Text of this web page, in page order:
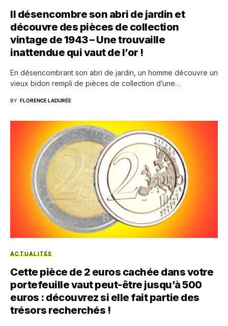
Il désencombre son abri de jardin et
découvre des pièces de collection
vintage de 1943 – Une trouvaille
inattendue qui vaut de l’or !
En désencombrant son abri de jardin, un homme découvre un
vieux bidon rempli de pièces de collection d’une…
BY FLORENCE LADURÉE
ACTUALITÉS
Cette pièce de 2 euros cachée dans votre
portefeuille vaut peut-être jusqu’à 500
euros : découvrez si elle fait partie des
trésors recherchés !